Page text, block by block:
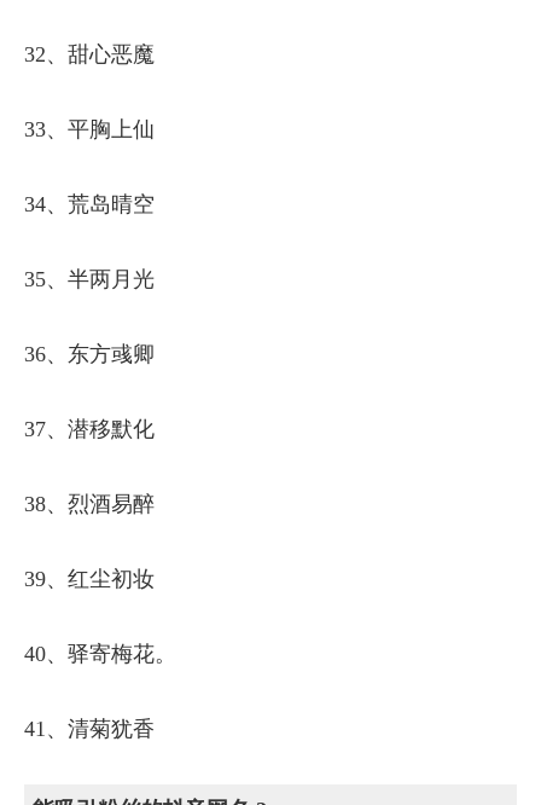
32、甜心恶魔
33、平胸上仙
34、荒岛晴空
35、半两月光
36、东方彧卿
37、潜移默化
38、烈酒易醉
39、红尘初妆
40、驿寄梅花。
41、清菊犹香